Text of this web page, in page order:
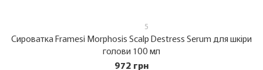
5
Сироватка Framesi Morphosis Scalp Destress Serum для шкіри
голови 100 мл
972 грн